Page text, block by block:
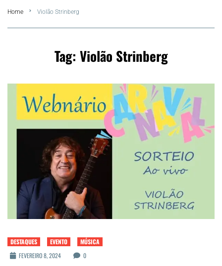
FLA Araru 2026
Agenda Cultural
Matérias Exclusivas
Home Violão Strinberg
Tag: Violão Strinberg
DESTAQUES EVENTO
MÚSICA
FEVEREIRO 8, 2024
0